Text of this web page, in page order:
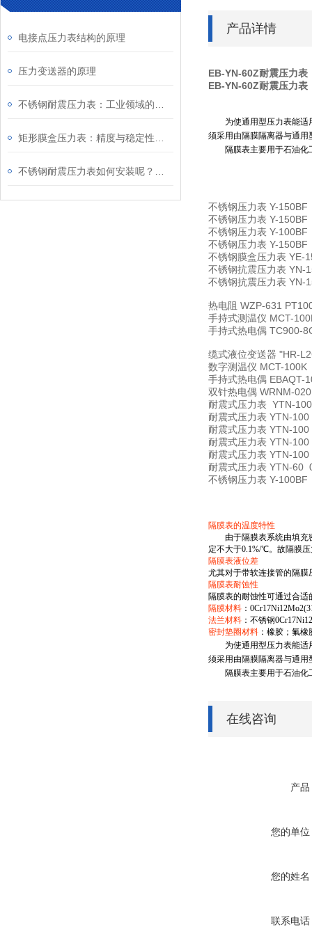
电接点压力表结构的原理
压力变送器的原理
产品详情
EB-YN-60Z耐震压力表
EB-YN-60Z耐震压力表
为使通用型压力表能适用
须采用由隔膜隔离器与通
隔膜表主要用于石油化工
不锈钢压力表 Y-
不锈钢压力表 Y-
不锈钢压力表 Y-
不锈钢压力表 Y-
不锈钢膜盒压力表 YE-
不锈钢抗震压力表 YN-
不锈钢抗震压力表 YN-
热电阻 WZP-631
手持式测温仪 MCT-
手持式热电偶 TC900-
缆式液位变送器 "HR-
数字测温仪 MCT-100K
手持式热电偶 EBAQT-
双针热电偶 WRNM-020
耐震式压力表 YTN-
耐震式压力表 YTN-
耐震式压力表 YTN-
耐震式压力表 YTN-
耐震式压力表 YTN-
耐震式压力表 YTN-60
不锈钢压力表 Y-
隔膜表的温度特性
由于隔膜表系统由填充密
定不大于0.1%/℃。故隔膜
隔膜表液位差
尤其对于带软连接管的隔
隔膜表耐蚀性
隔膜表的耐蚀性可通过合
隔膜材料 ：
法兰材料 ：不锈钢
密封垫圈材料 ：橡胶；氟
为使通用型压力表能适用
须采用由隔膜隔离器与通
隔膜表主要用于石油化工
在线咨询
产品
您的单位
您的姓名
联系电话